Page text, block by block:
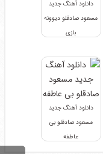
دانلود آهنگ جدید
مسعود صادقلو دیوونه
بازی
دانلود آهنگ جدید
مسعود صادقلو بی
عاطفه